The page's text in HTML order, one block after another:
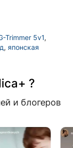
Trimmer 5v1,
, японская
?
и блогеров